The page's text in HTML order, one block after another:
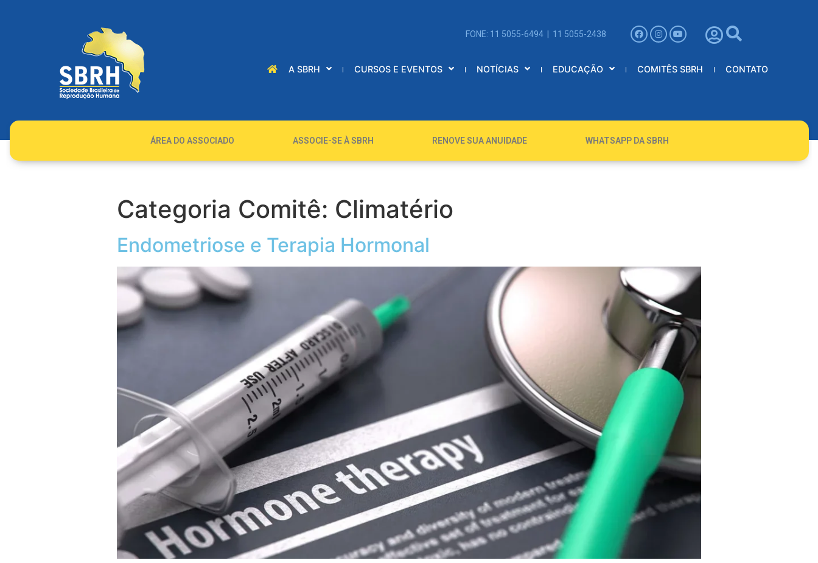
FONE: 11 5055-6494 | 11 5055-2438
A SBRH CURSOS E EVENTOS NOTÍCIAS EDUCAÇÃO COMITÊS SBRH CONTATO
ÁREA DO ASSOCIADO ASSOCIE-SE À SBRH RENOVE SUA ANUIDADE WHATSAPP DA SBRH
Categoria Comitê: Climatério
Endometriose e Terapia Hormonal